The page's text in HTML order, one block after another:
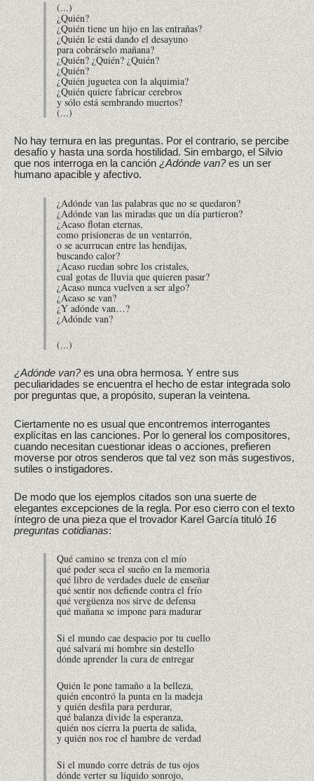
(...)
¿Quién?
¿Quién tiene un hijo en las entrañas?
¿Quién le está dando el desayuno
para cobrárselo mañana?
¿Quién? ¿Quién? ¿Quién?
¿Quién?
¿Quién juguetea con la alquimia?
¿Quién quiere fabricar cerebros
y sólo está sembrando muertos?
(...)
No hay ternura en las preguntas. Por el contrario, se percibe
desafío y hasta una sorda hostilidad. Sin embargo, el Silvio
que nos interroga en la canción¿Adónde van?es un ser
humano apacible y afectivo.
¿Adónde van las palabras que no se quedaron?
¿Adónde van las miradas que un día partieron?
¿Acaso flotan eternas,
como prisioneras de un ventarrón,
o se acurrucan entre las hendijas,
buscando calor?
¿Acaso ruedan sobre los cristales,
cual gotas de lluvia que quieren pasar?
¿Acaso nunca vuelven a ser algo?
¿Acaso se van?
¿Y adónde van…?
¿Adónde van?
(...)
¿Adónde van?es una obra hermosa. Y entre sus
peculiaridades se encuentra el hecho de estar integrada solo
por preguntas que, a propósito, superan la veintena.
Ciertamente no es usual que encontremos interrogantes
explícitas en las canciones. Por lo general los compositores,
cuando necesitan cuestionar ideas o acciones, prefieren
moverse por otros senderos que tal vez son más sugestivos,
sutiles o instigadores.
De modo que los ejemplos citados son una suerte de
elegantes excepciones de la regla. Por eso cierro con el texto
íntegro de una pieza que el trovador Karel García tituló16
preguntas cotidianas:
Qué camino se trenza con el mío
qué poder seca el sueño en la memoria
qué libro de verdades duele de enseñar
qué sentir nos defiende contra el frío
qué vergüenza nos sirve de defensa
qué mañana se impone para madurar
Si el mundo cae despacio por tu cuello
qué salvará mi hombre sin destello
dónde aprender la cura de entregar
Quién le pone tamaño a la belleza,
quién encontró la punta en la madeja
y quién desfila para perdurar,
qué balanza divide la esperanza,
quién nos cierra la puerta de salida,
y quién nos roe el hambre de verdad
Si el mundo corre detrás de tus ojos
dónde verter su líquido sonrojo,